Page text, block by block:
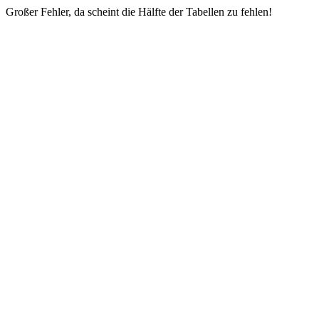
Großer Fehler, da scheint die Hälfte der Tabellen zu fehlen!